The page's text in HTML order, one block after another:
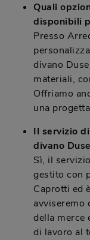
Quali
disponibili
Presso
divano
materiali,
Offriamo
una
Il servizio
divano
Sì, il
gestito con
Caprotti ed
avviseremo
della merce
di lavoro al